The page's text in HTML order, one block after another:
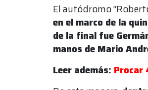
El autódromo
en el marco de la
de la final fue
manos de Mario
Leer además: Procar